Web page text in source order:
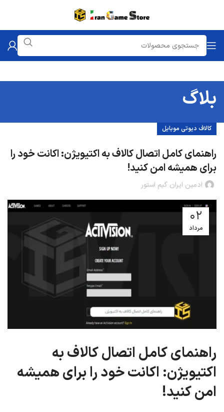
بلاگ
کالاف دیوتی موبایل
راهنمای کامل اتصال کالاف به اکتیویژن: اکانت خود را
برای همیشه امن کنید!
ادمین ایران گیم استور
02
مرداد
راهنمای کامل اتصال کالاف به
اکتیویژن: اکانت خود را برای همیشه
امن کنید!